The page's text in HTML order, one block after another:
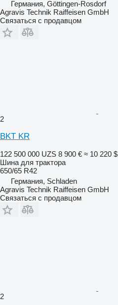
Германия, Göttingen-Rosdorf
Agravis Technik Raiffeisen GmbH
Связаться с продавцом
2
BKT KR
122 500 000 UZS 8 900 € ≈ 10 220 $
Шина для трактора
650/65 R42
Германия, Schladen
Agravis Technik Raiffeisen GmbH
Связаться с продавцом
2